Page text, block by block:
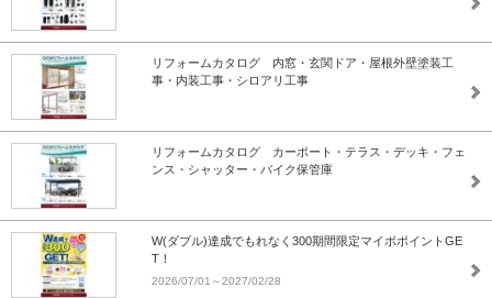
リフォームカタログ 内窓・玄関ドア・屋根外壁塗装工
事・内装工事・シロアリ工事
リフォームカタログ カーポート・テラス・デッキ・フェ
ンス・シャッター・バイク保管庫
W(ダブル)達成でもれなく300期間限定マイボポイントGE
T！
2026/07/01～2027/02/28